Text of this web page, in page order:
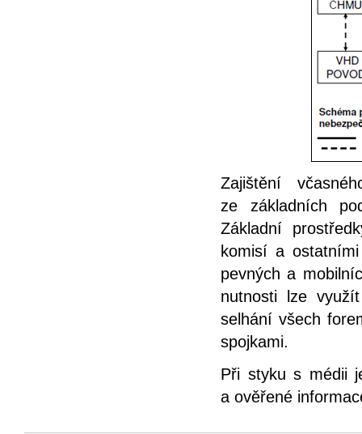
Zajištění
ze základních
Základní
komisí a
pevných a
nutnosti lze
selhání všech
spojkami.
Při styku s médii
a ověřené